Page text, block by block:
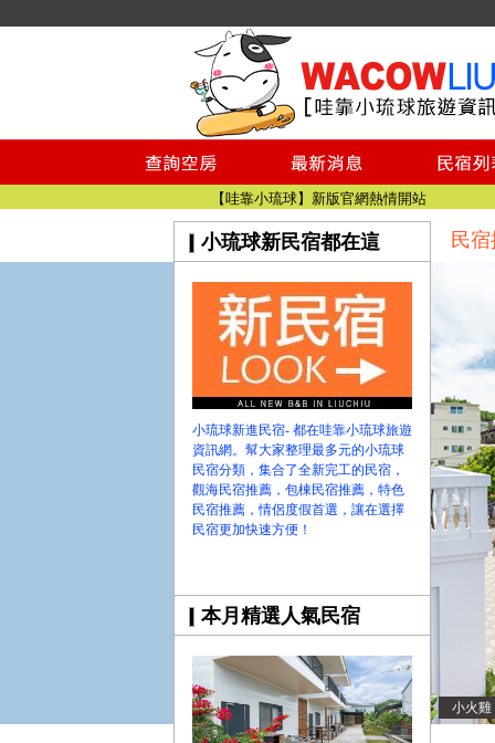
小琉球民宿空房
小琉球民宿
小琉球民宿推薦
【小琉球民宿特約】東港停車場!!看這邊
小琉球民宿 最完整的旅遊資訊都在這
【哇靠小琉球】新版官網熱情開站
【哇靠小琉球粉絲團】即時動態!!
小琉球民宿空房
小琉球民宿
小琉球民宿推薦
【小琉球民宿特約】東港停車場!!看這邊
小琉球民宿 最完整的旅遊資訊都在這
【哇靠小琉球】新版官網熱情開站
【哇靠小琉球粉絲團】即時動態!!
小琉球新民宿都在這
小琉球新進民宿- 都在哇靠小琉球旅遊
資訊網。幫大家整理最多元的小琉球
民宿分類，集合了全新完工的民宿，
觀海民宿推薦，包棟民宿推薦，特色
民宿推薦，情侶度假首選，讓在選擇
民宿更加快速方便！
本月精選人氣民宿
小火雞
民